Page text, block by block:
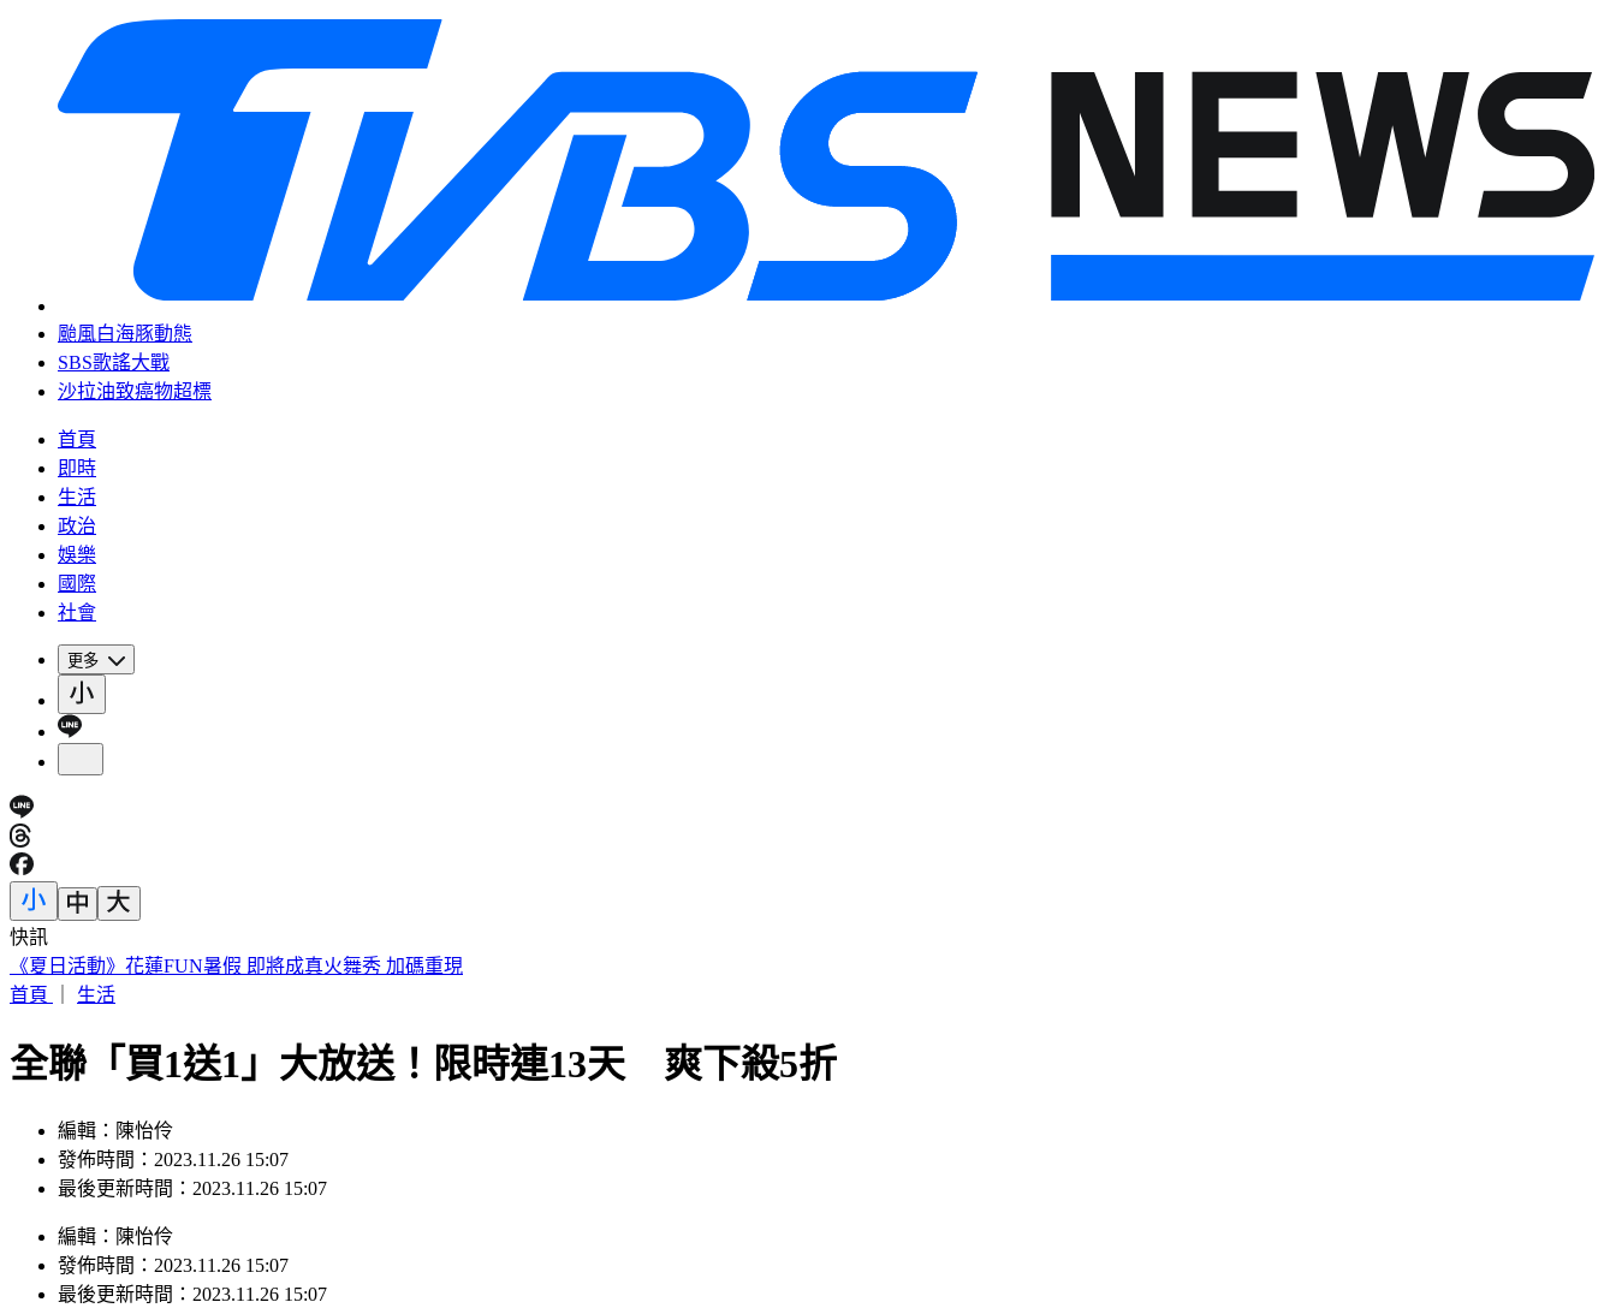
颱風白海豚動態
SBS歌謠大戰
沙拉油致癌物超標
首頁
即時
生活
政治
娛樂
國際
社會
更多
快訊
188萬《龍藏經》賣掉了！大戶不甩7折 店員爆「付現買原價」
首頁
生活
全聯「買1送1」大放送！限時連13天 爽下殺5折
編輯：陳怡伶
發佈時間：2023.11.26 15:07
最後更新時間：2023.11.26 15:07
編輯 ： 陳怡伶
發佈時間： 2023.11.26 15:07
最後更新時間： 2023.11.26 15:07